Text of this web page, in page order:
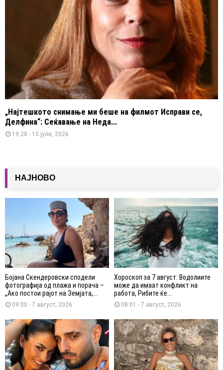
„Најтешкото снимање ми беше на филмот Исправи се,
Делфина“: Сеќавање на Неда...
19:28 - 15 јули, 2026
НАЈНОВО
Бојана Скендеровски сподели
фотографија од плажа и порача –
„Ако постои рајот на Земјата,...
09:00 - 7 август, 2026
Хороскоп за 7 август: Водолиите
може да имаат конфликт на
работа, Рибите ќе...
08:01 - 7 август, 2026